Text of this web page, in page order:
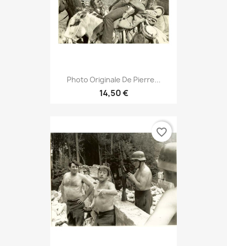
Photo Originale De Pierre...
14,50 €
favorite_border